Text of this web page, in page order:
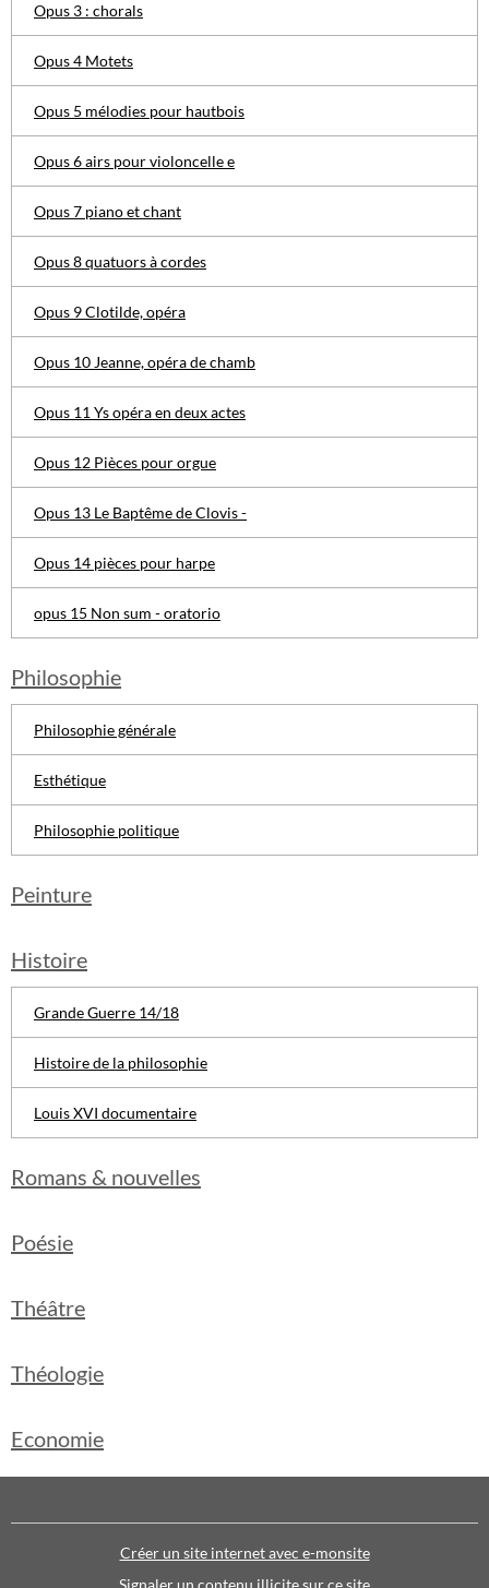
Opus 3 : chorals
Opus 4 Motets
Opus 5 mélodies pour hautbois
Opus 6 airs pour violoncelle e
Opus 7 piano et chant
Opus 8 quatuors à cordes
Opus 9 Clotilde, opéra
Opus 10 Jeanne, opéra de chamb
Opus 11 Ys opéra en deux actes
Opus 12 Pièces pour orgue
Opus 13 Le Baptême de Clovis -
Opus 14 pièces pour harpe
opus 15 Non sum - oratorio
Philosophie
Philosophie générale
Esthétique
Philosophie politique
Peinture
Histoire
Grande Guerre 14/18
Histoire de la philosophie
Louis XVI documentaire
Romans & nouvelles
Poésie
Théâtre
Théologie
Economie
Créer un site internet avec e-monsite
Signaler un contenu illicite sur ce site